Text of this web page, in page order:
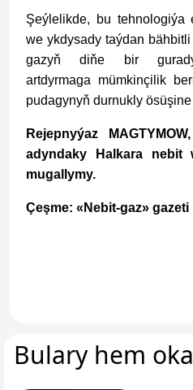
Şeýlelikde, bu tehnologiýa
we ykdysady taýdan
gazyň diňe bir
artdyrmaga mümkinçilik
pudagynyň durnukly
Rejepnyýaz
adyndaky Halkara nebit
mugallymy.
Çeşme: «Nebit-gaz» gazeti
Bulary hem